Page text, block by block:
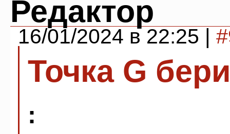
Редактор
16/01/2024 в 22:25 |
Точка G
: